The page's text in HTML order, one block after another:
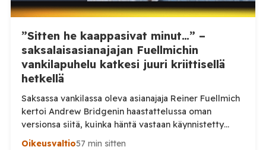
”Sitten he kaappasivat minut…” –
saksalaisasianajajan Fuellmichin
vankilapuhelu katkesi juuri kriittisellä
hetkellä
Saksassa vankilassa oleva asianajaja Reiner Fuellmich
kertoi Andrew Bridgenin haastattelussa oman
versionsa siitä, kuinka häntä vastaan käynnistetty
rikosprosessi sai alkunsa. Juuri kun Fuellmich pääsi
Oikeusvaltio57 min sitten